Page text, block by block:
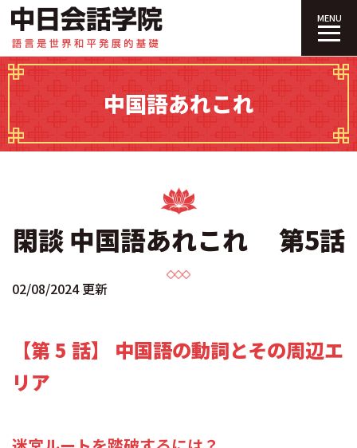
中日会話学院
MENU
中国語あれこれ
閑談 中国語あれこれ 第5話
02/08/2024 更新
【第 5 話】 中国語の動詞とその周辺エ
リア